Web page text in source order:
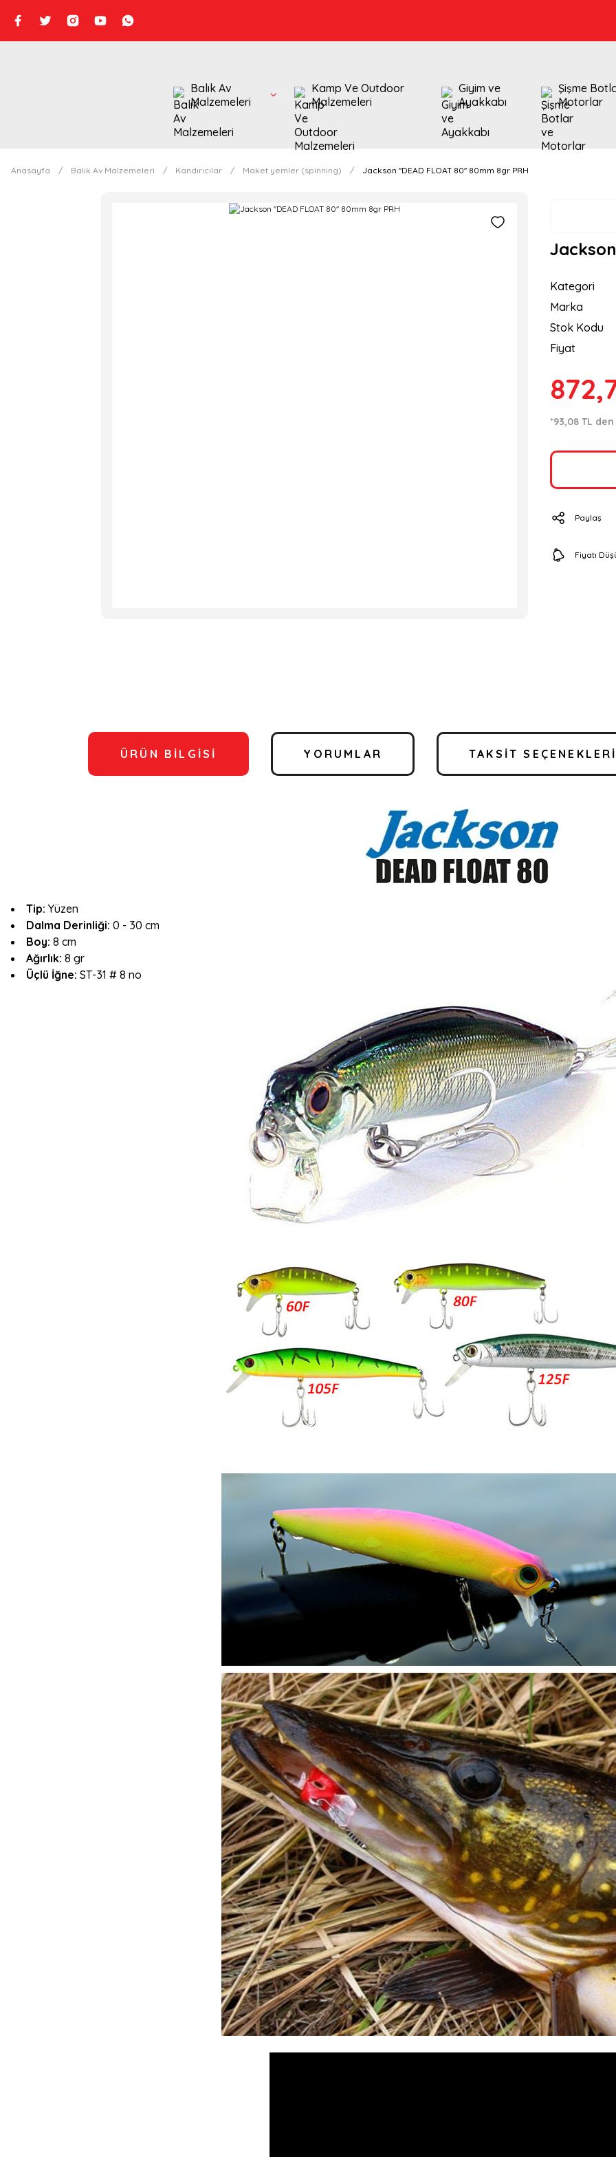
Balık Av
Malzemeleri
Kamp Ve Outdoor
Malzemeleri
Giyim ve
Ayakkabı
Şişme
Motorlar
Anasayfa Balık Av Malzemeleri Kandırıcılar Maket yemler (spinning) Jackson ''DEAD FLOAT 80'' 80mm 8gr PRH
Kategori
Marka
Stok Kodu
Fiyat
*93,08 TL
Paylaş
Fiyatı
ÜRÜN BILGISI YORUMLAR TAKSIT SEÇENEKLERI
Tip: Yüzen
Dalma Derinliği: 0 - 30 cm
Boy: 8 cm
Ağırlık: 8 gr
Üçlü İğne: ST-31 # 8 no